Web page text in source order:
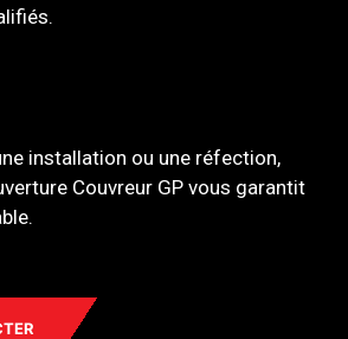
installation ou une réfection,
Couvreur GP vous garantit